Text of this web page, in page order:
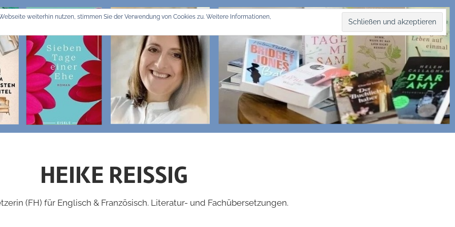
HEIKE REISSIG
(FH) für Englisch & Französisch. Literatur- und Fachübersetzungen.
weiterhin nutzen, stimmen Sie der Verwendung von Cookies zu. Weitere Informationen,